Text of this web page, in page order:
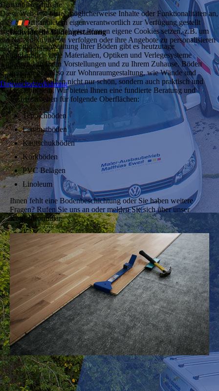
∎∎∎
Individuelle Boden­gestaltung
Für die Neugestaltung Ihrer Böden gibt es heutzutage
unglaublich viele Materialien, Optiken und Verlegesysteme
passend zu Ihren Vorstellungen und zu Ihrem Zuhause. Böden
gehören genau so zur Wohnraumgestaltung, wie Wände und
Möbel und sollten nicht nur schön, sondern auch praktisch und
langlebig sein. Wir bieten Ihnen eine fundierte Beratung und
Verlegearbeiten für folgende Oberflächen:
Teppichböden
Laminatböden
Kautschukböden
Korkböden
PVC Belägen
Linoleum
Ihnen fehlt eine Bodenbeschichtung oder Sie haben weitere
Fragen? Rufen Sie uns an oder melden Sie sich über unser
Kontaktformular.
Drittanbieter-Inhalte
Diese Webseite bietet möglicherweise Inhalte oder Funktionalitäten an,
die von Drittanbietern eigenverantwortlich zur Verfügung gestellt
werden. Diese Drittanbieter können eigene Cookies setzen, z.B. um
die Nutzeraktivität zu verfolgen oder ihre Angebote zu personalisieren
und zu optimieren.
Ablehnen
Alle akzeptieren
Speichern
Datenschutzerklärung